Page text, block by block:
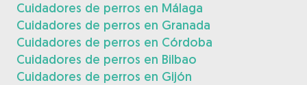
Cuidadores de perros en Málaga
Cuidadores de perros en Granada
Cuidadores de perros en Córdoba
Cuidadores de perros en Bilbao
Cuidadores de perros en Gijón